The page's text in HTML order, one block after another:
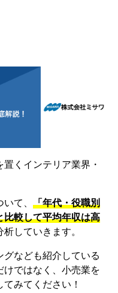
くインテリア業界・
て、 「年代・役職別
比較して平均年収は高
していきます。
なども紹介している
ではなく、小売業を
みてください！